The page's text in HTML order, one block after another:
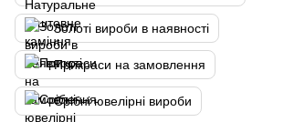
Золоті вироби в наявності
Прикраси на замовлення
Срібні ювелірні вироби